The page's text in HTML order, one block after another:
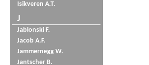
Isikveren A.T.
J
Jablonski F.
Jacob A.F.
Jammernegg W.
Jantscher B.